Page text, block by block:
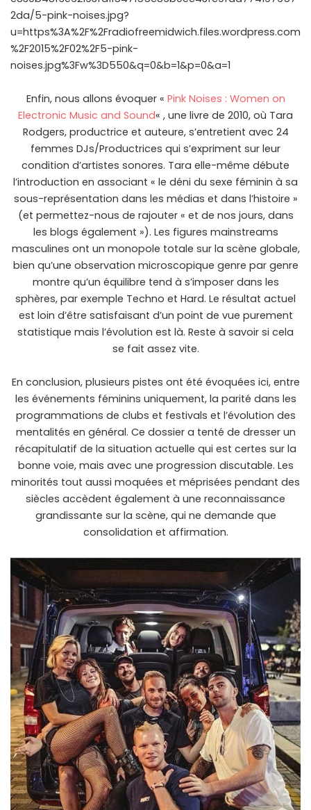
Enfin, nous allons évoquer « Pink Noises : Women on
Electronic Music and Sound« , une livre de 2010, où Tara
Rodgers, productrice et auteure, s’entretient avec 24
femmes DJs/Productrices qui s’expriment sur leur
condition d’artistes sonores. Tara elle-même débute
l’introduction en associant « le déni du sexe féminin à sa
sous-représentation dans les médias et dans l’histoire »
(et permettez-nous de rajouter « et de nos jours, dans
les blogs également »). Les figures mainstreams
masculines ont un monopole totale sur la scène globale,
bien qu’une observation microscopique genre par genre
montre qu’un équilibre tend à s’imposer dans les
sphères, par exemple Techno et Hard. Le résultat actuel
est loin d’être satisfaisant d’un point de vue purement
statistique mais l’évolution est là. Reste à savoir si cela
se fait assez vite.
En conclusion, plusieurs pistes ont été évoquées ici, entre
les événements féminins uniquement, la parité dans les
programmations de clubs et festivals et l’évolution des
mentalités en général. Ce dossier a tenté de dresser un
récapitulatif de la situation actuelle qui est certes sur la
bonne voie, mais avec une progression discutable. Les
minorités tout aussi moquées et méprisées pendant des
siècles accèdent également à une reconnaissance
grandissante sur la scène, qui ne demande que
consolidation et affirmation.